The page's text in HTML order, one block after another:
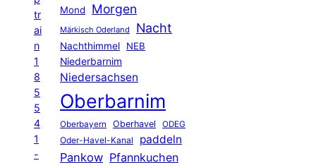
tr
ai
n
1
8
5
5
4
1
-
Mond
Morgen
Märkisch Oderland Nacht
Nachthimmel
NEB
Niederbarnim
Niedersachsen
Oberbarnim
Oberbayern Oberhavel ODEG
Oder-Havel-Kanal paddeln
Pankow Pfannkuchen